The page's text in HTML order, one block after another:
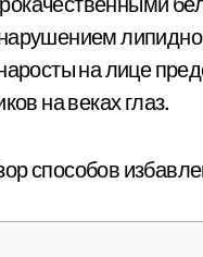
на лице
на веках глаз.